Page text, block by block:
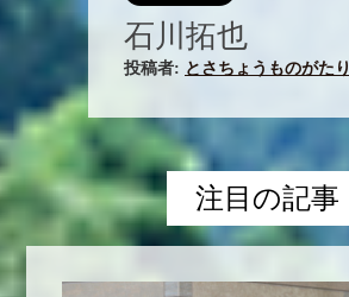
石川拓也
投稿者: とさちょうものがたり
注目の記事